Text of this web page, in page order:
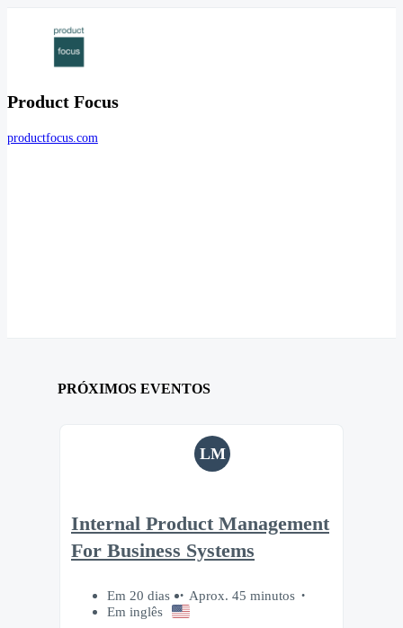
Product Focus
productfocus.com
PRÓXIMOS EVENTOS
LM
Internal Product Management
For Business Systems
Em 20 dias
Aprox. 45 minutos
Em inglês